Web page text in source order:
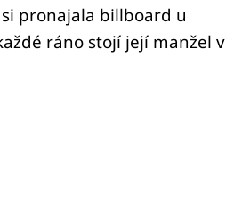
pronajala billboard u
ráno stojí její manžel v